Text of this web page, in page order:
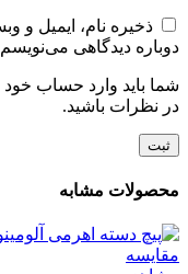
ذخیره نام، ایمیل و
دوباره دیدگاهی
شما باید وارد حساب خود
در نظرات باشید.
محصولات مشابه
مقایسه